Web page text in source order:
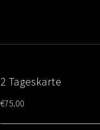
2 Tageskarte
€75.00